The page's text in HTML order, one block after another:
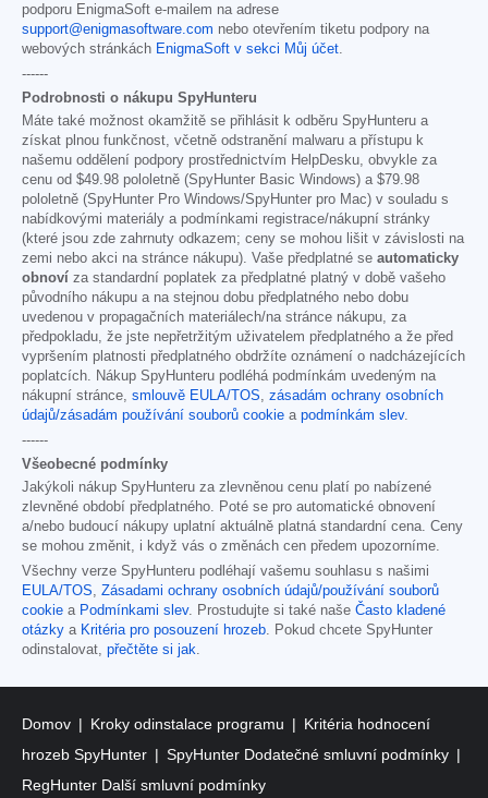
podporu EnigmaSoft e-mailem na adrese
support@enigmasoftware.com nebo otevřením tiketu podpory na
webových stránkách EnigmaSoft v sekci Můj účet.
------
Podrobnosti o nákupu SpyHunteru
Máte také možnost okamžitě se přihlásit k odběru SpyHunteru a
získat plnou funkčnost, včetně odstranění malwaru a přístupu k
našemu oddělení podpory prostřednictvím HelpDesku, obvykle za
cenu od $49.98 pololetně (SpyHunter Basic Windows) a $79.98
pololetně (SpyHunter Pro Windows/SpyHunter pro Mac) v souladu s
nabídkovými materiály a podmínkami registrace/nákupní stránky
(které jsou zde zahrnuty odkazem; ceny se mohou lišit v závislosti na
zemi nebo akci na stránce nákupu). Vaše předplatné se automaticky
obnoví za standardní poplatek za předplatné platný v době vašeho
původního nákupu a na stejnou dobu předplatného nebo dobu
uvedenou v propagačních materiálech/na stránce nákupu, za
předpokladu, že jste nepřetržitým uživatelem předplatného a že před
vypršením platnosti předplatného obdržíte oznámení o nadcházejících
poplatcích. Nákup SpyHunteru podléhá podmínkám uvedeným na
nákupní stránce, smlouvě EULA/TOS, zásadám ochrany osobních
údajů/zásadám používání souborů cookie a podmínkám slev.
------
Všeobecné podmínky
Jakýkoli nákup SpyHunteru za zlevněnou cenu platí po nabízené
zlevněné období předplatného. Poté se pro automatické obnovení
a/nebo budoucí nákupy uplatní aktuálně platná standardní cena. Ceny
se mohou změnit, i když vás o změnách cen předem upozorníme.
Všechny verze SpyHunteru podléhají vašemu souhlasu s našimi
EULA/TOS, Zásadami ochrany osobních údajů/používání souborů
cookie a Podmínkami slev. Prostudujte si také naše Často kladené
otázky a Kritéria pro posouzení hrozeb. Pokud chcete SpyHunter
odinstalovat, přečtěte si jak.
Domov Kroky odinstalace programu
Kritéria hodnocení
hrozeb SpyHunter
SpyHunter Dodatečné smluvní podmínky
RegHunter Další smluvní podmínky